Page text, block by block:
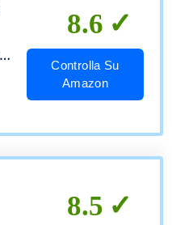
8.6
Controlla Su
Amazon
8.5